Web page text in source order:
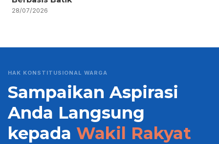
28/07/2026
HAK KONSTITUSIONAL WARGA
Sampaikan Aspirasi
Anda Langsung
kepada Wakil Rakyat